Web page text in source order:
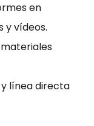
en
y vídeos.
y línea directa